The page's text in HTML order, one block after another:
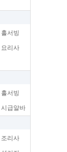
홀서빙
요리사
홀서빙
시급알바
조리사